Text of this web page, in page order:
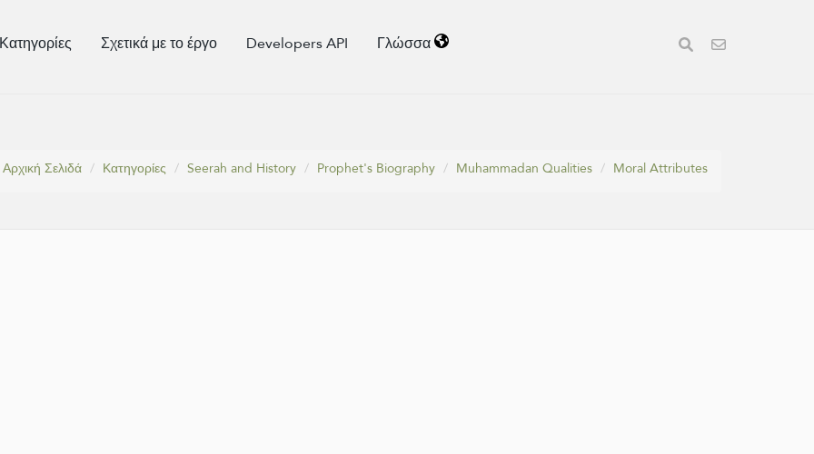
Κατηγορίες Σχετικά με το έργο Developers API Γλώσσα
Αρχική Σελιδά
Κατηγορίες Seerah and History Prophet's Biography Muhammadan Qualities Moral Attributes